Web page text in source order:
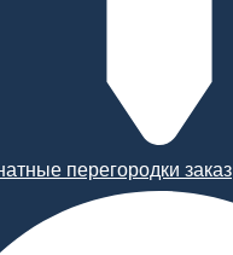
перегородки заказ